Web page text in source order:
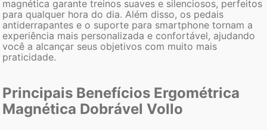
magnética garante treinos suaves e silenciosos, perfeitos
para qualquer hora do dia. Além disso, os pedais
antiderrapantes e o suporte para smartphone tornam a
experiência mais personalizada e confortável, ajudando
você a alcançar seus objetivos com muito mais
praticidade.
Principais Benefícios Ergométrica
Magnética Dobrável Vollo